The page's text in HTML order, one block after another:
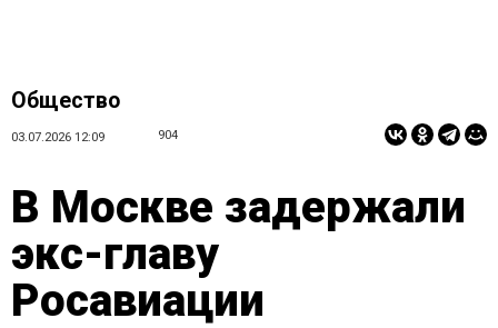
Общество
03.07.2026 12:09 904
В Москве задержали
экс-главу
Росавиации